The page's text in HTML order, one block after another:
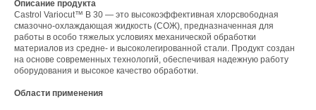
Описание продукта
Castrol Variocut™ B 30 — это высокоэффективная хлорсвободная
смазочно-охлаждающая жидкость (СОЖ), предназначенная для
работы в особо тяжелых условиях механической обработки
материалов из средне- и высоколегированной стали. Продукт создан
на основе современных технологий, обеспечивая надежную работу
оборудования и высокое качество обработки.
Области применения